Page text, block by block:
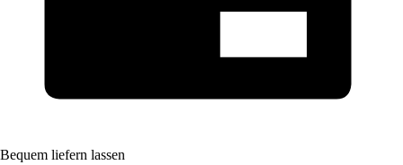
Bequem liefern lassen